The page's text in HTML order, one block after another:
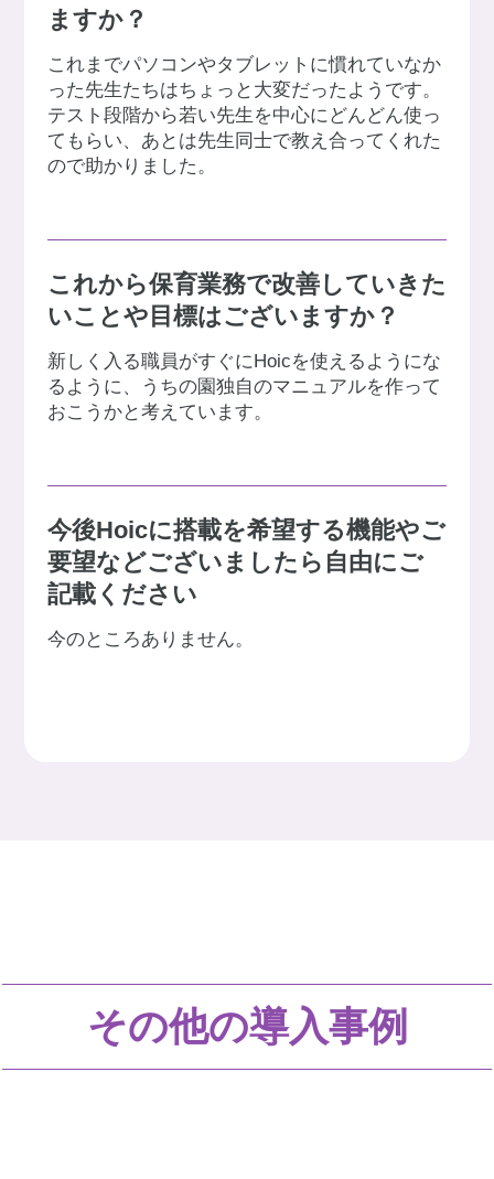
ますか？
これまでパソコンやタブレットに慣れていなか
った先生たちはちょっと大変だったようです。
テスト段階から若い先生を中心にどんどん使っ
てもらい、あとは先生同士で教え合ってくれた
ので助かりました。
これから保育業務で改善していきた
いことや目標はございますか？
新しく入る職員がすぐにHoicを使えるようにな
るように、うちの園独自のマニュアルを作って
おこうかと考えています。
今後Hoicに搭載を希望する機能やご
要望などございましたら自由にご
記載ください
今のところありません。
その他の導入事例